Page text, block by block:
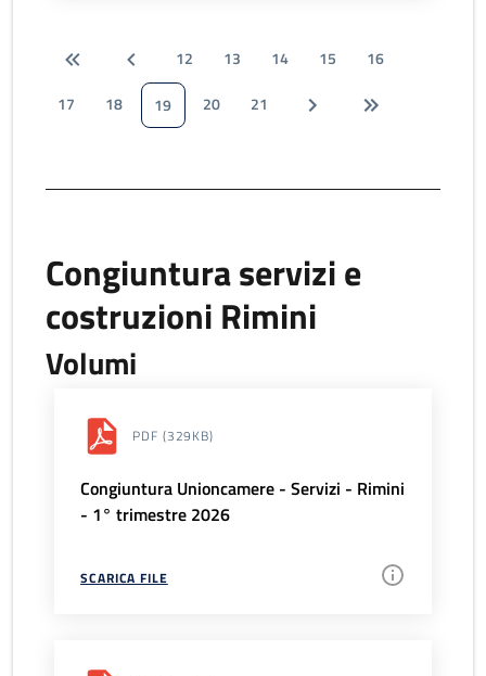
12 13 14 15
16
17
18 19 20 21
Congiuntura servizi e
costruzioni Rimini
Volumi
PDF (329KB)
Congiuntura Unioncamere - Servizi - Rimini
- 1° trimestre 2026
SCARICA FILE